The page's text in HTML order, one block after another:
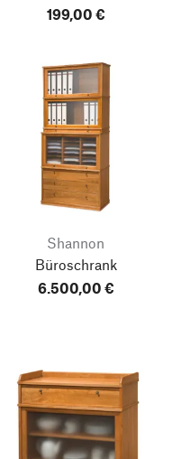
199,00 €
Shannon
Büroschrank
6.500,00 €